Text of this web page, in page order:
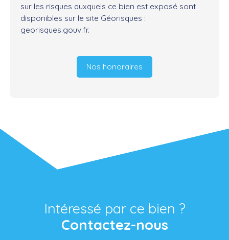
sur les risques auxquels ce bien est exposé sont
disponibles sur le site Géorisques :
georisques.gouv.fr.
Nos honoraires
Intéressé par ce bien ?
Contactez-nous